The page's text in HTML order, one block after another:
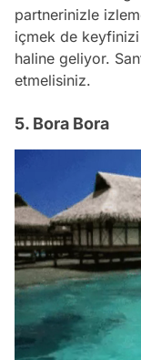
partnerinizle
içmek de
haline geliyor.
etmelisiniz.
5. Bora Bora